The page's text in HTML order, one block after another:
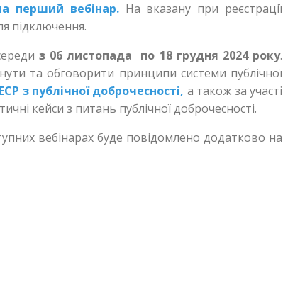
перший вебінар. На вказану при реєстрації
підключення.
з 06 листопада по 18 грудня 2024 року.
та обговорити принципи системи публічної
з публічної доброчесності, а також за участі
кейси з питань публічної доброчесності.
вебінарах буде повідомлено додатково на